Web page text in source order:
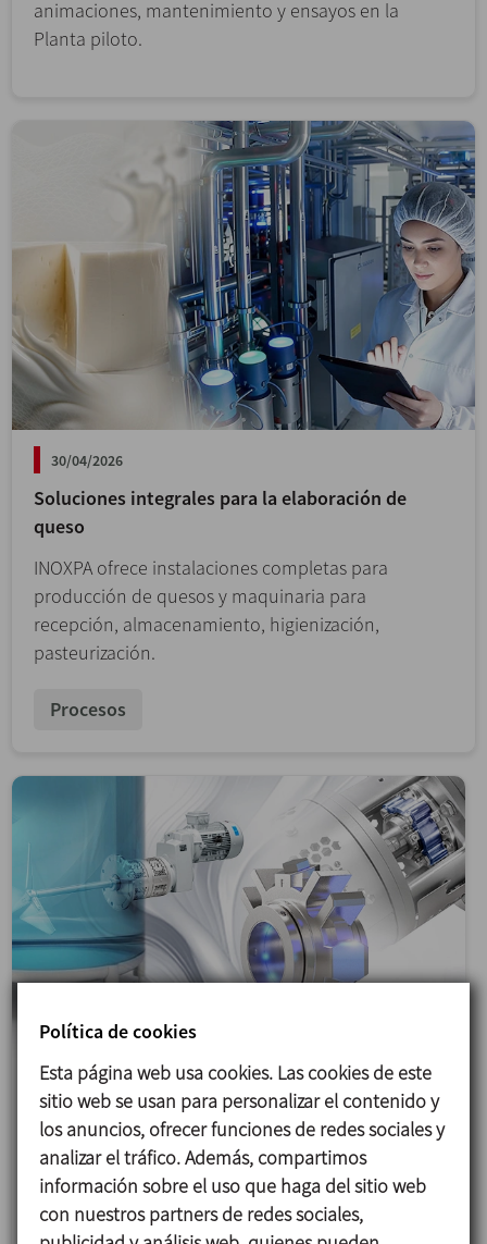
animaciones, mantenimiento y ensayos en la
Planta piloto.
30/04/2026
Soluciones integrales para la elaboración de
queso
INOXPA ofrece instalaciones completas para
producción de quesos y maquinaria para
recepción, almacenamiento, higienización,
pasteurización.
Procesos
31/03/2026
Agitador lateral DINAMIX SMX: nuevas opciones
Con la incorporación de las nuevas opciones de
sellado, el agitador lateral DINAMIX SMX
Política de cookies
Esta página web usa cookies. Las cookies de este
sitio web se usan para personalizar el contenido y
los anuncios, ofrecer funciones de redes sociales y
analizar el tráfico. Además, compartimos
información sobre el uso que haga del sitio web
con nuestros partners de redes sociales,